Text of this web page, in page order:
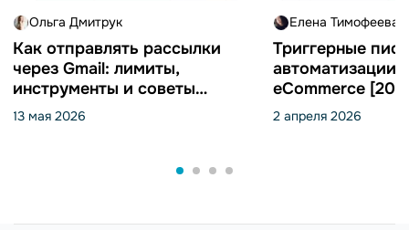
Ольга Дмитрук
Как отправлять рассылки
через Gmail: лимиты,
инструменты и советы
[2026]
13 мая 2026
Елена Тимофеева
Триггерные
автоматизации
eCommerce
2 апреля 2026